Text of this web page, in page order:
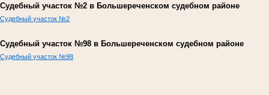
Судебный участок №2 в Большереченском судебном районе
Судебный участок №2
Судебный участок №98 в Большереченском судебном районе
Судебный участок №98